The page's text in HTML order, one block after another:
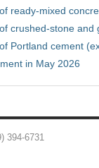
ready-mixed
crushed-stone and
Portland cement
in May 2026
394-6731